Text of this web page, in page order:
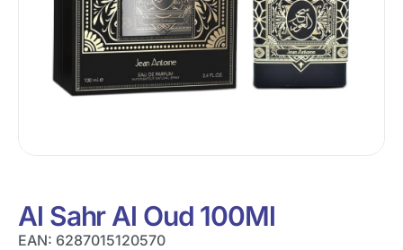
Al Sahr Al Oud 100Ml
EAN: 6287015120570